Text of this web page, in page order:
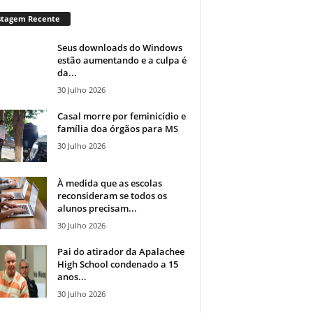
Recente
Seus downloads do Windows
estão aumentando e a culpa é
da...
30 Julho 2026
Casal morre por feminicídio e
família doa órgãos para MS
30 Julho 2026
À medida que as escolas
reconsideram se todos os
alunos precisam...
30 Julho 2026
Pai do atirador da Apalachee
High School condenado a 15
anos...
30 Julho 2026